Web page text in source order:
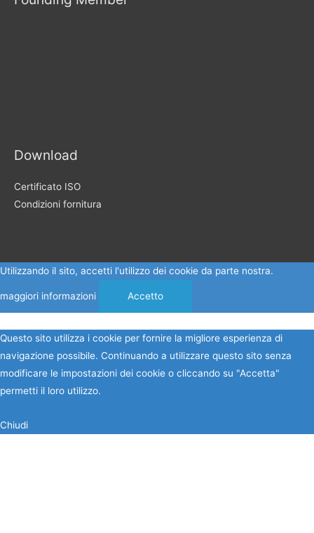
Download
Certificato ISO
Condizioni fornitura
Utilizzando il sito, accetti l'utilizzo dei cookie da parte nostra.
maggiori informazioni Accetto
Questo sito utilizza i cookie per fornire la migliore esperienza di
navigazione possibile. Continuando a utilizzare questo sito senza
modificare le impostazioni dei cookie o cliccando su "Accetta"
permetti il loro utilizzo.
Chiudi